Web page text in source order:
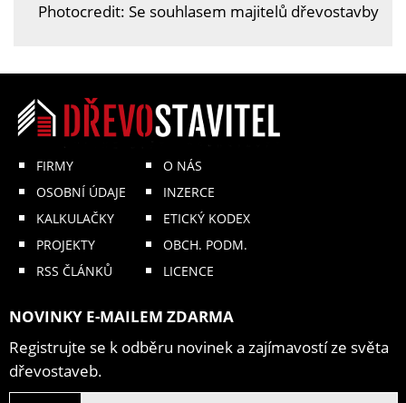
Photocredit: Se souhlasem majitelů dřevostavby
FIRMY
OSOBNÍ ÚDAJE
KALKULAČKY
PROJEKTY
RSS ČLÁNKŮ
O NÁS
INZERCE
ETICKÝ KODEX
OBCH. PODM.
LICENCE
NOVINKY E-MAILEM ZDARMA
Registrujte se k odběru novinek a zajímavostí ze světa
dřevostaveb.